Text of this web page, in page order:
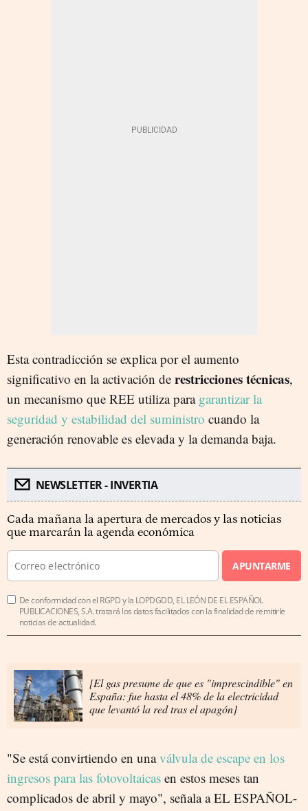
Esta contradicción se explica por el aumento
significativo en la activación de restricciones técnicas,
un mecanismo que REE utiliza para garantizar la
seguridad y estabilidad del suministro cuando la
generación renovable es elevada y la demanda baja.
NEWSLETTER - INVERTIA
Cada mañana la apertura de mercados y las noticias
que marcarán la agenda económica
APUNTARME
De conformidad con el RGPD y la LOPDGDD, EL LEÓN DE EL ESPAÑOL
PUBLICACIONES, S.A. tratará los datos facilitados con la finalidad de remitirle
noticias de actualidad.
[El gas presume de que es "imprescindible" en
España: fue hasta el 48% de la electricidad
que levantó la red tras el apagón]
"Se está convirtiendo en unaválvula de escape en los
ingresos para las fotovoltaicas en estos meses tan
complicados de abril y mayo", señala a EL ESPAÑOL-